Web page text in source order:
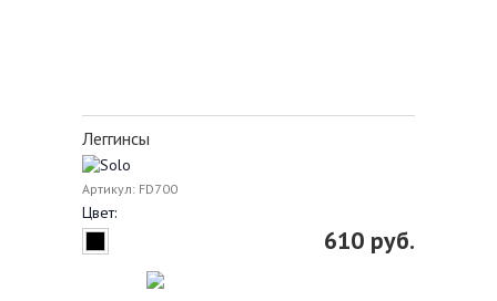
Леггинсы
Артикул: FD700
610 руб.
Цвет: